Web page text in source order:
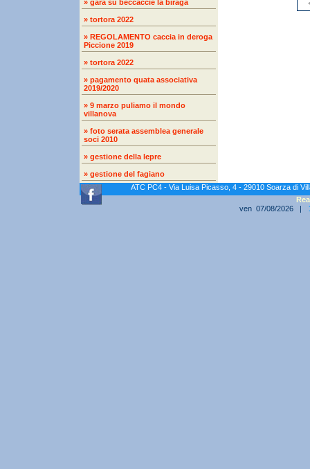
» gara su beccaccie la biraga
» tortora 2022
» REGOLAMENTO caccia in deroga
Piccione 2019
» tortora 2022
» pagamento quata associativa
2019/2020
» 9 marzo puliamo il mondo
villanova
» foto serata assemblea generale
soci 2010
» gestione della lepre
» gestione del fagiano
ATC PC4 - Via Luisa Picasso, 4 - 29010 Soarza di
ven 07/08/2026 |